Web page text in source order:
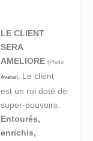
LE CLIENT
SERA
AMELIORE (Photo
Avatar). Le client
est un roi doté de
super-pouvoirs.
Entourés,
enrichis,